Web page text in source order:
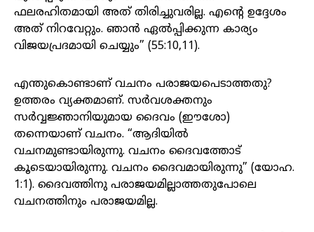
ഫലരഹിതമായി അത് തിരിച്ചുവരില്ല. എന്റെ ഉദ്ദേശം
അത് നിറവേറ്റും. ഞാൻ ഏൽപ്പിക്കുന്ന കാര്യം
വിജയപ്രദമായി ചെയ്യും” (55:10,11).
എന്തുകൊണ്ടാണ് വചനം പരാജയപെടാത്തതു?
ഉത്തരം വ്യക്തമാണ്. സർവശക്തനും
സർവ്വജ്ഞാനിയുമായ ദൈവം (ഈശോ)
തന്നെയാണ് വചനം. “ആദിയിൽ
വചനമുണ്ടായിരുന്നു. വചനം ദൈവത്തോട്
കൂടെയായിരുന്നു. വചനം ദൈവമായിരുന്നു” (യോഹ.
1:1). ദൈവത്തിനു പരാജയമില്ലാത്തതുപോലെ
വചനത്തിനും പരാജയമില്ല.